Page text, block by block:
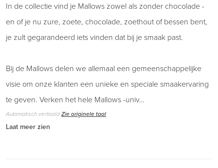
In de collectie vind je Mallows zowel als zonder chocolade -
en of je nu zure, zoete, chocolade, zoethout of bessen bent,
je zult gegarandeerd iets vinden dat bij je smaak past.
Bij de Mallows delen we allemaal een gemeenschappelijke
visie om onze klanten een unieke en speciale smaakervaring
te geven. Verken het hele Mallows -univ…
Automatisch vertaaldZie originele taal
Laat meer zien